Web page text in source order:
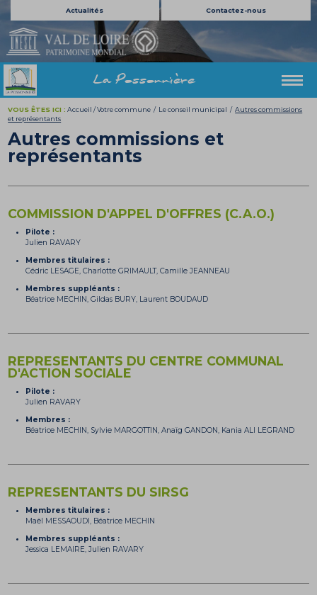
Actualités Contactez-nous
La Possonnière
VOUS ÊTES ICI : Accueil /Votre commune / Le conseil municipal /Autres commissions
et représentants
Autres commissions et
représentants
COMMISSION D'APPEL D'OFFRES (C.A.O.)
Pilote :
Julien RAVARY
Membres titulaires :
Cédric LESAGE, Charlotte GRIMAULT, Camille JEANNEAU
Membres suppléants :
Béatrice MECHIN, Gildas BURY, Laurent BOUDAUD
REPRESENTANTS DU CENTRE COMMUNAL
D'ACTION SOCIALE
Pilote :
Julien RAVARY
Membres :
Béatrice MECHIN, Sylvie MARGOTTIN, Anaïg GANDON, Kania ALI LEGRAND
REPRESENTANTS DU SIRSG
Membres titulaires :
Maël MESSAOUDI, Béatrice MECHIN
Membres suppléants :
Jessica LEMAIRE, Julien RAVARY